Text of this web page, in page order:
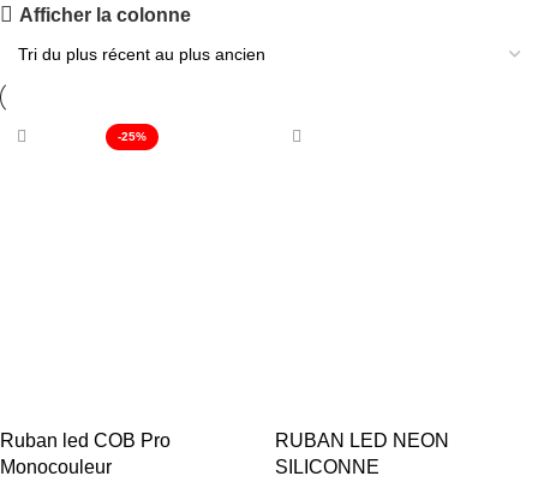
PANNEAU ACOUSTIQUE VITRÉ OR
Acheter maintenant
Afficher la colonne
-25%
Ruban led COB Pro
Monocouleur
RUBAN LED NEON
SILICONNE